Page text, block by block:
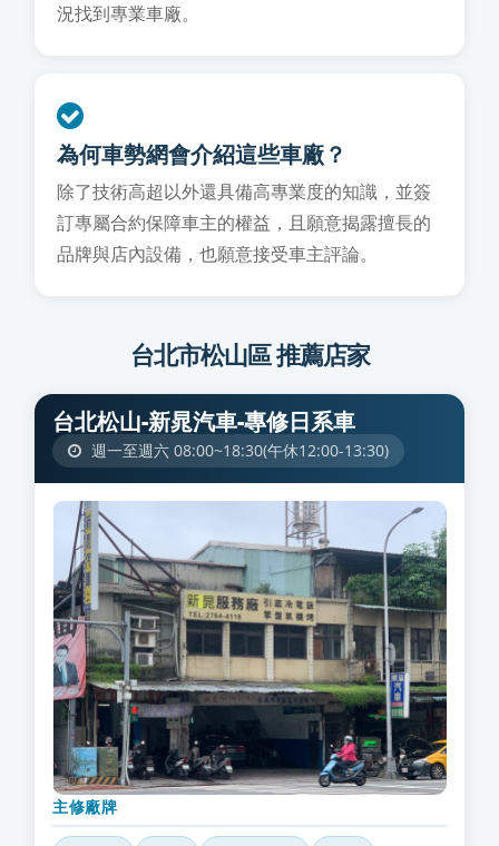
況找到專業車廠。
為何車勢網會介紹這些車廠？
除了技術高超以外還具備高專業度的知識，並簽
訂專屬合約保障車主的權益，且願意揭露擅長的
品牌與店內設備，也願意接受車主評論。
台北市松山區 推薦店家
台北松山-新晁汽車-專修日系車
週一至週六 08:00~18:30(午休12:00-13:30)
主修廠牌